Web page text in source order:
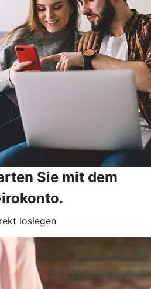
Sie mit dem
loslegen